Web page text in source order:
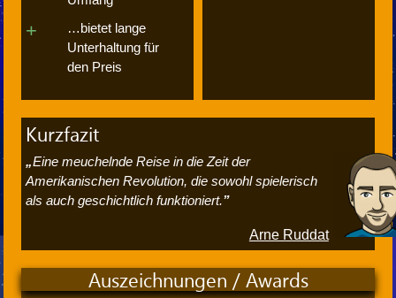
…bietet lange
Unterhaltung für
den Preis
Kurzfazit
Eine meuchelnde Reise in die Zeit der
Amerikanischen Revolution, die sowohl spielerisch
als auch geschichtlich funktioniert.
Arne Ruddat
Auszeichnungen / Awards